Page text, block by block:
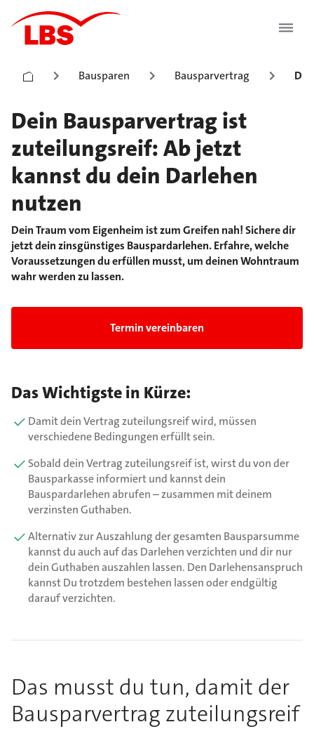
Bausparen Bausparvertrag
Dein Bausparvertrag ist
zuteilungsreif: Ab jetzt
kannst du dein Darlehen
nutzen
Dein Traum vom Eigenheim ist zum Greifen nah! Sichere dir
jetzt dein zinsgünstiges Bauspardarlehen. Erfahre, welche
Voraussetzungen du erfüllen musst, um deinen Wohntraum
wahr werden zu lassen.
Termin vereinbaren
Das Wichtigste in Kürze:
Damit dein Vertrag zuteilungsreif wird, müssen
verschiedene Bedingungen erfüllt sein.
Sobald dein Vertrag zuteilungsreif ist, wirst du von der
Bausparkasse informiert und kannst dein
Bauspardarlehen abrufen – zusammen mit deinem
verzinsten Guthaben.
Alternativ zur Auszahlung der gesamten Bausparsumme
kannst du auch auf das Darlehen verzichten und dir nur
dein Guthaben auszahlen lassen. Den Darlehensanspruch
kannst Du trotzdem bestehen lassen oder endgültig
darauf verzichten.
Das musst du tun, damit der
Bausparvertrag zuteilungsreif